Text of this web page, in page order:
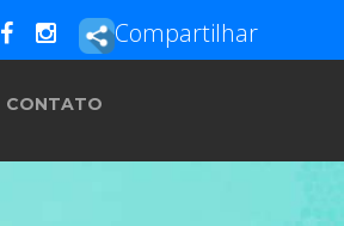
Compartilhar
CONTATO